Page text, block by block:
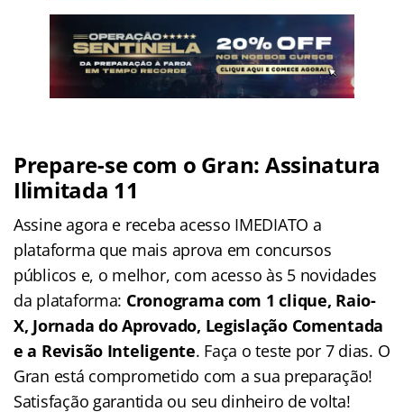
Prepare-se com o Gran: Assinatura
Ilimitada 11
Assine agora e receba acesso IMEDIATO a
plataforma que mais aprova em concursos
públicos e, o melhor, com acesso às 5 novidades
da plataforma: Cronograma com 1 clique, Raio-
X, Jornada do Aprovado, Legislação Comentada
e a Revisão Inteligente. Faça o teste por 7 dias. O
Gran está comprometido com a sua preparação!
Satisfação garantida ou seu dinheiro de volta!